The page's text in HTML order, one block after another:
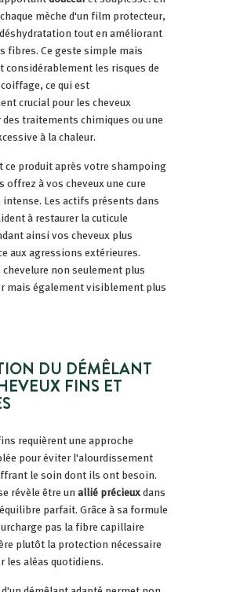
mèche d'un film protecteur,
tout en améliorant
fibres. Ce geste simple mais
considérablement les risques de
ce qui est
crucial pour les cheveux
traitements chimiques ou une
à la chaleur.
ce produit après votre shampoing
offrez à vos cheveux une cure
Les actifs présents dans
à restaurer la cuticule
ainsi vos cheveux plus
aux agressions extérieures.
chevelure non seulement plus
mais également visiblement plus
DU DÉMÊLANT
FINS ET
requièrent une approche
pour éviter l'alourdissement
le soin dont ils ont besoin.
révèle être unallié précieuxdans
parfait. Grâce à sa formule
pas la fibre capillaire
plutôt la protection nécessaire
les aléas quotidiens.